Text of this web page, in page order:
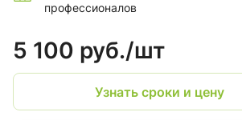
профессионалов
5 100 руб./шт
Узнать сроки и цену